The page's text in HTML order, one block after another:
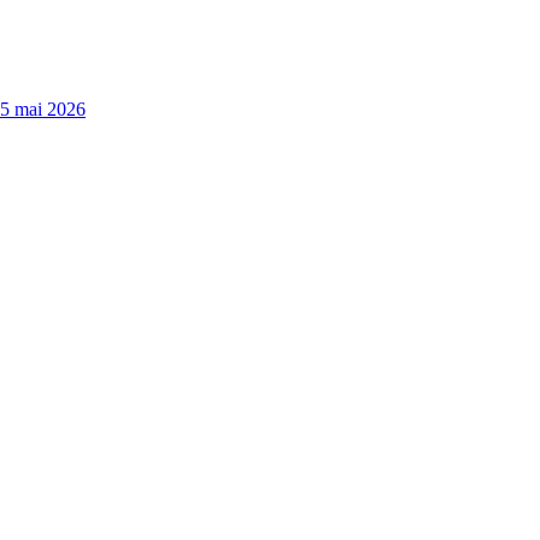
mai 2026